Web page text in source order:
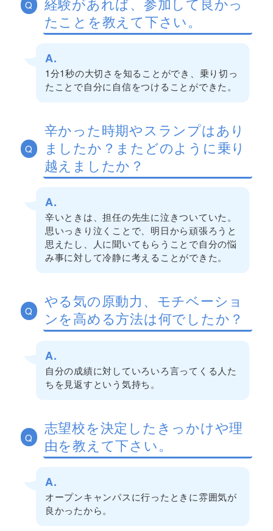
Q
たことを教えて下さい。
A.
1分1秒の大切さを知ることができ、乗り切っ
たことで自分に自信をつけることができた。
Q
辛かった時期やスランプはあり
ましたか？またどのように乗り
越えましたか？
A.
辛いときは、担任の先生に泣きついていた。
思いっきり泣くことで、明日から頑張ろうと
思えたし、人に聞いてもらうことで自分の悩
み事に対して冷静に考えることができた。
Q
やる気の原動力、モチベーショ
ンを高める方法は何でしたか？
A.
自分の成績に対していろいろ言ってくる人た
ちを見返すという気持ち。
Q
志望校を決定したきっかけや理
由を教えて下さい。
A.
オープンキャンパスに行ったときに雰囲気が
良かったから。